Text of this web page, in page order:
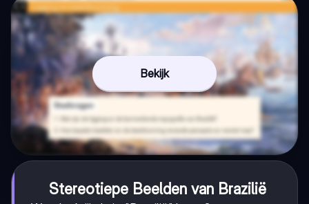
Bekijk
Stereotiepe Beelden van Brazilië